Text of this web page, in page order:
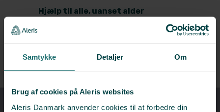
Samtykke Detaljer Om
Brug af cookies på Aleris websites
Aleris Danmark anvender cookies til at forbedre din
Hjælp til alle, uanset alder
Vi hjælper både voksne, unge og børn godt
Nemt, uanset hvor du bor
Mød os online eller på klinikker rundt om i landet.